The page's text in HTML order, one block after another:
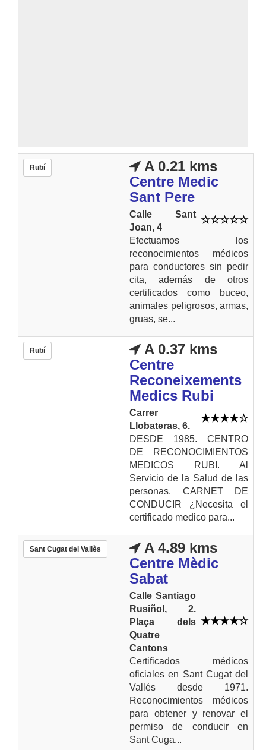
Rubí
A 0.21 kms
Centre Medic
Sant Pere
Calle Sant
Joan, 4
Efectuamos los
reconocimientos médicos
para conductores sin pedir
cita, además de otros
certificados como buceo,
animales peligrosos, armas,
gruas, se...
Rubí
A 0.37 kms
Centre
Reconeixements
Medics Rubi
Carrer
Llobateras, 6.
DESDE 1985. CENTRO
DE RECONOCIMIENTOS
MEDICOS RUBI. Al
Servicio de la Salud de las
personas. CARNET DE
CONDUCIR ¿Necesita el
certificado medico para...
Sant Cugat del Vallès
A 4.89 kms
Centre Mèdic
Sabat
Calle Santiago
Rusiñol, 2.
Plaça dels
Quatre
Cantons
Certificados médicos
oficiales en Sant Cugat del
Vallés desde 1971.
Reconocimientos médicos
para obtener y renovar el
permiso de conducir en
Sant Cuga...